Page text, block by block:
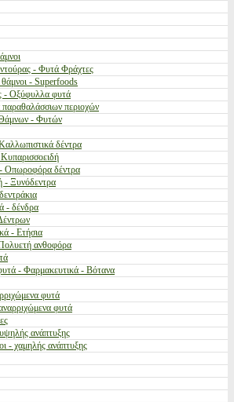
- Φυτά Φράχτες
- Superfoods
- Οξύφυλλα φυτά
περιοχών
- Φυτών
δέντρα
Οπωροφόρα δέντρα
- Ξυνόδεντρα
- δένδρα
- Ετήσια
ανθοφόρα
- Φαρμακευτικά - Βότανα
φυτά
φυτά
ανάπτυξης
- χαμηλής ανάπτυξης